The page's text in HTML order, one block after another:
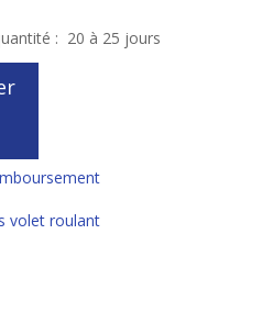
: 20 à 25 jours
volet roulant